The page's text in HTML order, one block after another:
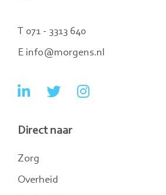
T 071 - 3313 640
E info@morgens.nl
Ga
LinkedIn
Ga
Twitter
Ga
Direct naar
Zorg
Overheid